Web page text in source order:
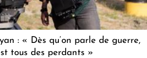
: « Dès qu’on parle de guerre,
tous des perdants »